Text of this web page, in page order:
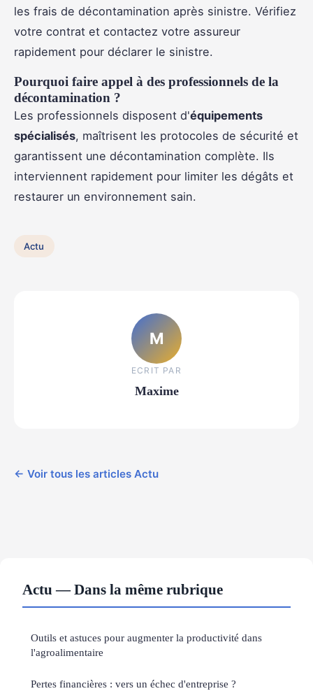
les frais de décontamination après sinistre. Vérifiez
votre contrat et contactez votre assureur
rapidement pour déclarer le sinistre.
Pourquoi faire appel à des professionnels de la
décontamination ?
Les professionnels disposent d'équipements
spécialisés, maîtrisent les protocoles de sécurité et
garantissent une décontamination complète. Ils
interviennent rapidement pour limiter les dégâts et
restaurer un environnement sain.
Actu
M
ECRIT PAR
Maxime
← Voir tous les articles Actu
Actu — Dans la même rubrique
Outils et astuces pour augmenter la productivité dans
l'agroalimentaire
Pertes financières : vers un échec d'entreprise ?